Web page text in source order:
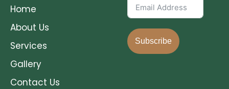
Home
About Us
Services
Gallery
Contact Us
Subscribe